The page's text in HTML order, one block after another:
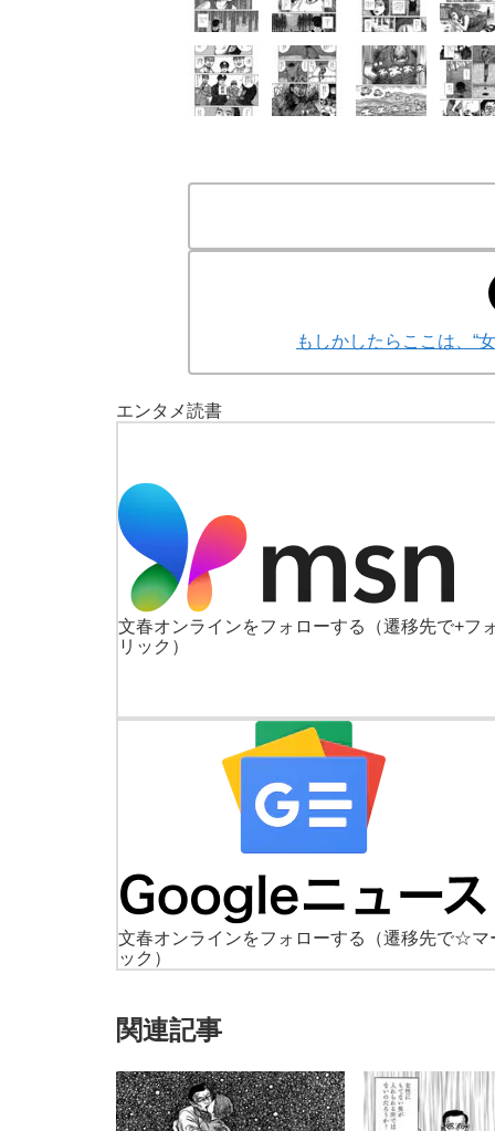
もしかしたらここは、“
エンタメ読書
文春オンラインをフォローする
（遷移先で+フ
リック）
文春オンラインをフォローする
（遷移先で☆マ
ック）
関連記事